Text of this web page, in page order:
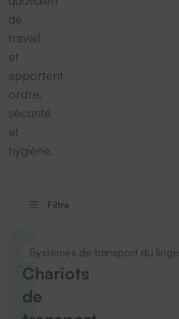
de
travail
et
apportent
ordre,
sécurité
et
hygiène.
Filtre
Systèmes de transport du linge
Chariots
de